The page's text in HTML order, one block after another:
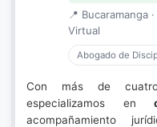
📍 Bucaramanga
Virtual
Abogado de
Con más de
especializamos en
acompañamiento